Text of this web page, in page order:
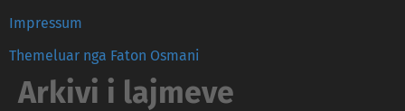
Impressum
Themeluar nga Faton Osmani
Arkivi i lajmeve